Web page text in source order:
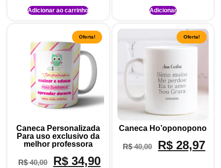
Adicionar ao carrinho Adicionar
Oferta!
Caneca Personalizada
Para uso exclusivo da
melhor professora
R$40,00 R$34,90
Oferta!
Caneca Ho’oponopono
R$40,00 R$ 28,97